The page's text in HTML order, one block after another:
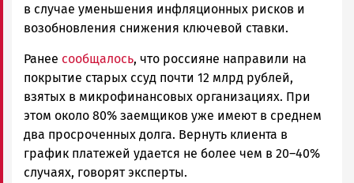
в случае уменьшения инфляционных рисков и
возобновления снижения ключевой ставки.
Ранее сообщалось, что россияне направили на
покрытие старых ссуд почти 12 млрд рублей,
взятых в микрофинансовых организациях. При
этом около 80% заемщиков уже имеют в среднем
два просроченных долга. Вернуть клиента в
график платежей удается не более чем в 20–40%
случаях, говорят эксперты.